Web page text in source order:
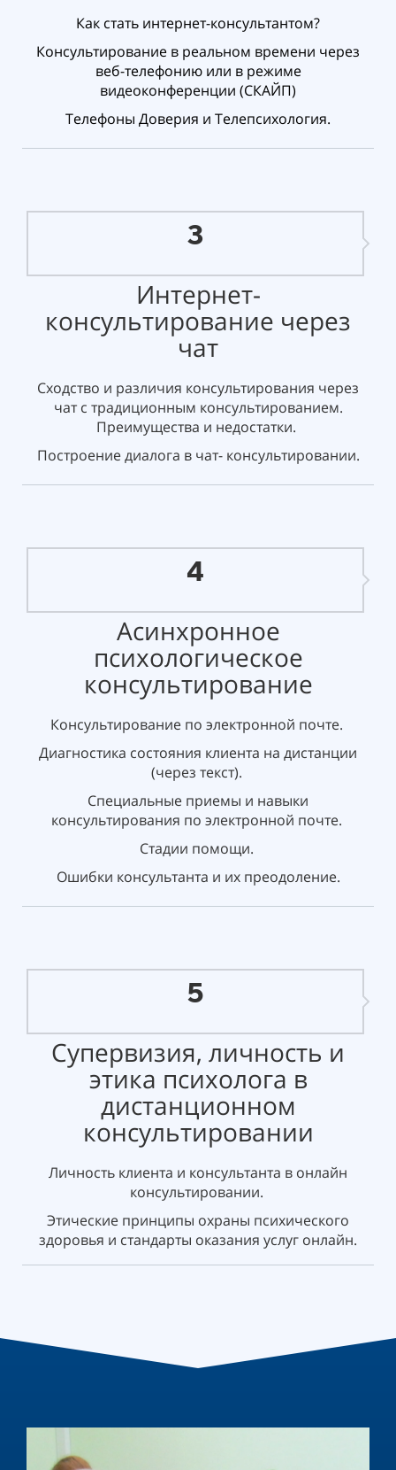
Как стать интернет-консультантом?
Консультирование в реальном времени через
веб-телефонию или в режиме
видеоконференции (СКАЙП)
Телефоны Доверия и Телепсихология.
3
Интернет-
консультирование через
чат
Сходство и различия консультирования через
чат с традиционным консультированием.
Преимущества и недостатки.
Построение диалога в чат- консультировании.
4
Асинхронное
психологическое
консультирование
Консультирование по электронной почте.
Диагностика состояния клиента на дистанции
(через текст).
Специальные приемы и навыки
консультирования по электронной почте.
Стадии помощи.
Ошибки консультанта и их преодоление.
5
Супервизия, личность и
этика психолога в
дистанционном
консультировании
Личность клиента и консультанта в онлайн
консультировании.
Этические принципы охраны психического
здоровья и стандарты оказания услуг онлайн.